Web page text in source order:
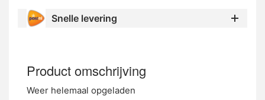
Snelle levering
Product omschrijving
Weer helemaal opgeladen